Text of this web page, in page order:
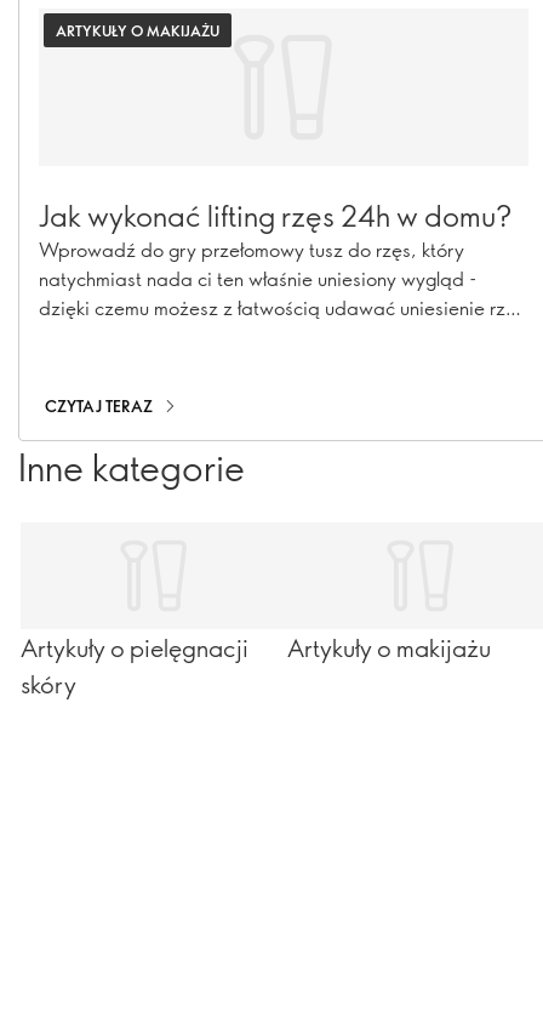
ARTYKUŁY O MAKIJAŻU
Jak wykonać lifting rzęs 24h w domu?
Wprowadź do gry przełomowy tusz do rzęs, który
natychmiast nada ci ten właśnie uniesiony wygląd -
dzięki czemu możesz z łatwością udawać uniesienie rzęs
CZYTAJ TERAZ
Inne kategorie
Artykuły o pielęgnacji
skóry
Artykuły o makijażu